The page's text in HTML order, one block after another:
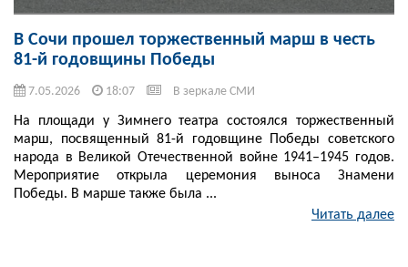
В Сочи прошел торжественный марш в честь
81-й годовщины Победы
7.05.2026 18:07 В зеркале СМИ
На площади у Зимнего театра состоялся торжественный
марш, посвященный 81-й годовщине Победы советского
народа в Великой Отечественной войне 1941–1945 годов.
Мероприятие открыла церемония выноса Знамени
Победы. В марше также была ...
Читать далее